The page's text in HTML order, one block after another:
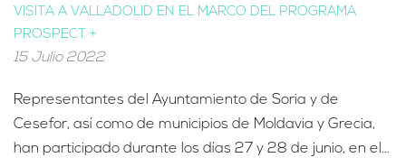
VISITA A VALLADOLID EN EL MARCO DEL PROGRAMA
PROSPECT +
15 Julio 2022
Representantes del Ayuntamiento de Soria y de
Cesefor, así como de municipios de Moldavia y Grecia,
han participado durante los días 27 y 28 de junio, en el...